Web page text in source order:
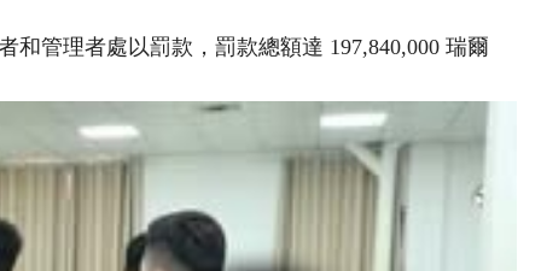
管理者處以罰款，罰款總額達 197,840,000 瑞爾